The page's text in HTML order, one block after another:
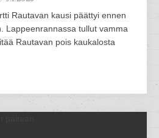
Rautavan kausi päättyi ennen
Lappeenrannassa tullut vamma
Rautavan pois kaukalosta